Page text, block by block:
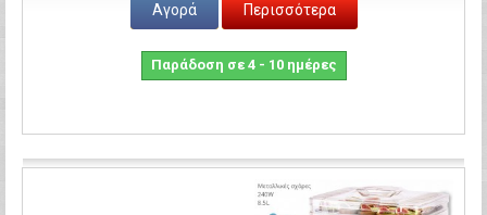
Αγορά Περισσότερα
Παράδοση σε 4 - 10 ημέρες